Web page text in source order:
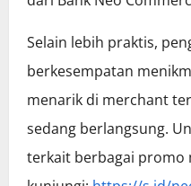
Selain lebih praktis,
berkesempatan
menarik di merchant
sedang berlangsung.
terkait berbagai promo